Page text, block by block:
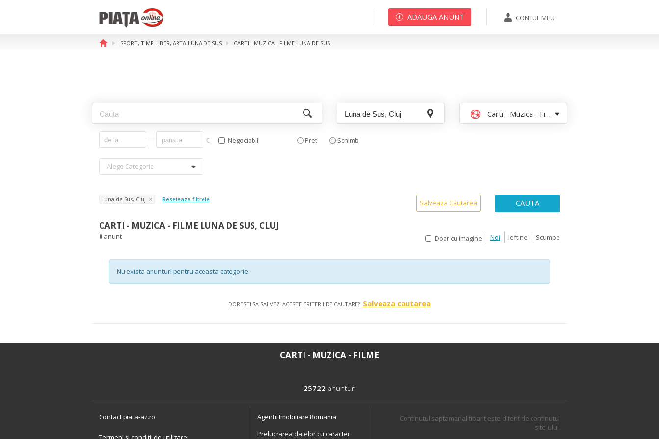
CONTUL MEU
ADAUGA ANUNT
SPORT, TIMP LIBER, ARTA LUNA DE SUS CARTI - MUZICA - FILME LUNA DE SUS
Carti - Muzica - Filme
€ Negociabil Pret Schimb
Alege Categorie
Luna de Sus, Cluj Reseteaza filtrele Salveaza Cautarea CAUTA
CARTI - MUZICA - FILME LUNA DE SUS, CLUJ
0 anunt Doar cu imagine Noi Ieftine Scumpe
Nu exista anunturi pentru aceasta categorie.
DORESTI SA SALVEZI ACESTE CRITERII DE CAUTARE? Salveaza cautarea
CARTI - MUZICA - FILME
25722 anunturi
Contact piata-az.ro
Termeni si conditii de utilizare
Agentii Imobiliare Romania
Prelucrarea datelor cu caracter
Continutul saptamanal tiparit este diferit de continutul
site-ului.